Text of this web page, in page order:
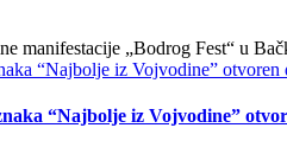
manifestacije „Bodrog Fest“ u
“Najbolje iz Vojvodine”